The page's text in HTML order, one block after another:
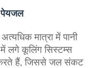
पेयजल
मात्रा में पानी
लगे कूलिंग सिस्टम्स
करते हैं, जिससे जल संकट